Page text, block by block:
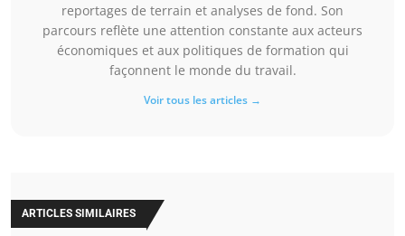
reportages de terrain et analyses de fond. Son
parcours reflète une attention constante aux acteurs
économiques et aux politiques de formation qui
façonnent le monde du travail.
Voir tous les articles →
ARTICLES SIMILAIRES